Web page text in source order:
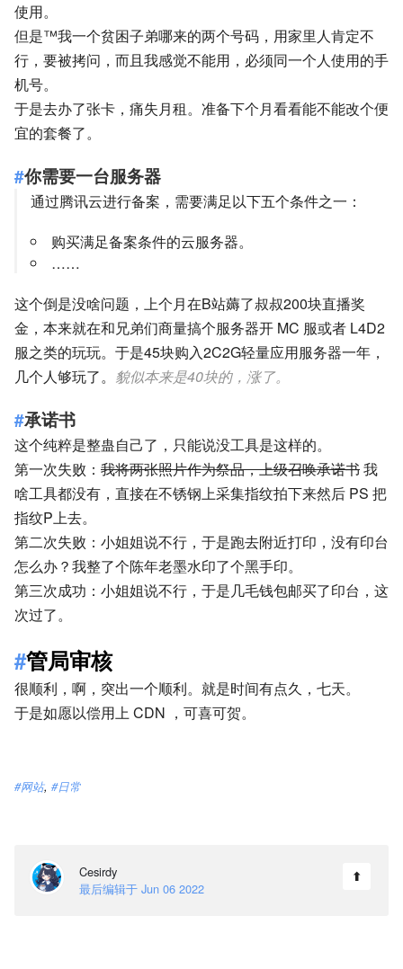
使用。
但是™我一个贫困子弟哪来的两个号码，用家里人肯定不
行，要被拷问，而且我感觉不能用，必须同一个人使用的手
机号。
于是去办了张卡，痛失月租。准备下个月看看能不能改个便
宜的套餐了。
你需要一台服务器
通过腾讯云进行备案，需要满足以下五个条件之一：
购买满足备案条件的云服务器。
……
这个倒是没啥问题，上个月在B站薅了叔叔200块直播奖
金，本来就在和兄弟们商量搞个服务器开 MC 服或者 L4D2
服之类的玩玩。于是45块购入2C2G轻量应用服务器一年，
几个人够玩了。 貌似本来是40块的，涨了。
承诺书
这个纯粹是整蛊自己了，只能说没工具是这样的。
第一次失败： 我将两张照片作为祭品，上级召唤承诺书我
啥工具都没有，直接在不锈钢上采集指纹拍下来然后 PS 把
指纹P上去。
第二次失败：小姐姐说不行，于是跑去附近打印，没有印台
怎么办？我整了个陈年老墨水印了个黑手印。
第三次成功：小姐姐说不行，于是几毛钱包邮买了印台，这
次过了。
管局审核
很顺利，啊，突出一个顺利。就是时间有点久，七天。
于是如愿以偿用上 CDN ，可喜可贺。
网站, 日常
Cesirdy
最后编辑于 Jun 06 2022
⬆